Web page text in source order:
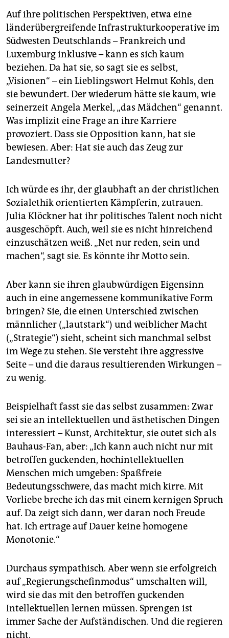
Auf ihre politischen Perspektiven, etwa eine
länderübergreifende Infrastrukturkooperative im
Südwesten Deutschlands – Frankreich und
Luxemburg inklusive – kann es sich kaum
beziehen. Da hat sie, so sagt sie es selbst,
„Visionen“ – ein Lieblingswort Helmut Kohls, den
sie bewundert. Der wiederum hätte sie kaum, wie
seinerzeit Angela Merkel, „das Mädchen“ genannt.
Was implizit eine Frage an ihre Karriere
provoziert. Dass sie Opposition kann, hat sie
bewiesen. Aber: Hat sie auch das Zeug zur
Landesmutter?
Ich würde es ihr, der glaubhaft an der christlichen
Sozialethik orientierten Kämpferin, zutrauen.
Julia Klöckner hat ihr politisches Talent noch nicht
ausgeschöpft. Auch, weil sie es nicht hinreichend
einzuschätzen weiß. „Net nur reden, sein und
machen“, sagt sie. Es könnte ihr Motto sein.
Aber kann sie ihren glaubwürdigen Eigensinn
auch in eine angemessene kommunikative Form
bringen? Sie, die einen Unterschied zwischen
männlicher („lautstark“) und weiblicher Macht
(„Strategie“) sieht, scheint sich manchmal selbst
im Wege zu stehen. Sie versteht ihre aggressive
Seite – und die daraus resultierenden Wirkungen –
zu wenig.
Beispielhaft fasst sie das selbst zusammen: Zwar
sei sie an intellektuellen und ästhetischen Dingen
interessiert – Kunst, Architektur, sie outet sich als
Bauhaus-Fan, aber: „Ich kann auch nicht nur mit
betroffen guckenden, hochintellektuellen
Menschen mich umgeben: Spaßfreie
Bedeutungsschwere, das macht mich kirre. Mit
Vorliebe breche ich das mit einem kernigen Spruch
auf. Da zeigt sich dann, wer daran noch Freude
hat. Ich ertrage auf Dauer keine homogene
Monotonie.“
Durchaus sympathisch. Aber wenn sie erfolgreich
auf „Regierungschefinmodus“ umschalten will,
wird sie das mit den betroffen guckenden
Intellektuellen lernen müssen. Sprengen ist
immer Sache der Aufständischen. Und die regieren
nicht.